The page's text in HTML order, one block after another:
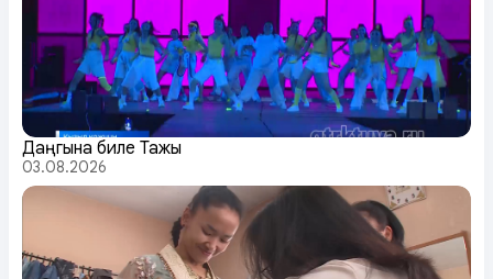
Даңгына биле Тажы
03.08.2026